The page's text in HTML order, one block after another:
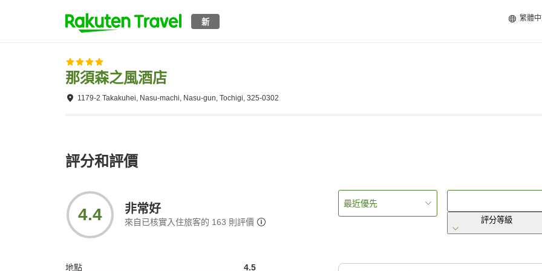
新 繁體中
那須森之風酒店
1179-2 Takakuhei, Nasu-machi, Nasu-gun, Tochigi, 325-0302
評分和評價
4.4 非常好
來自已核實入住旅客的 163 則評價
地點 4.5
最近優先
評分等級